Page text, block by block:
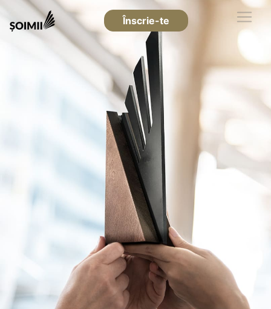
Înscrie-te